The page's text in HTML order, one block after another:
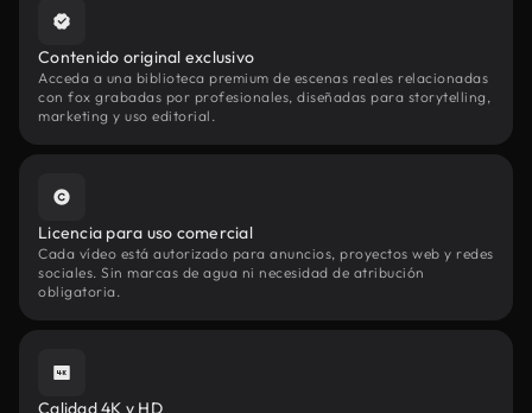
Contenido original exclusivo
Acceda a una biblioteca premium de escenas reales relacionadas
con fox grabadas por profesionales, diseñadas para storytelling,
marketing y uso editorial.
Licencia para uso comercial
Cada vídeo está autorizado para anuncios, proyectos web y redes
sociales. Sin marcas de agua ni necesidad de atribución
obligatoria.
Calidad 4K y HD